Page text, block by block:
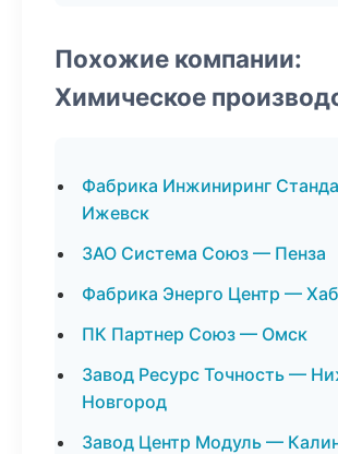
Похожие компании:
Химическое
Фабрика Инжиниринг
Ижевск
ЗАО Система Союз — Пенза
Фабрика Энерго Центр —
ПК Партнер Союз — Омск
Завод Ресурс Точность —
Новгород
Завод Центр Модуль —